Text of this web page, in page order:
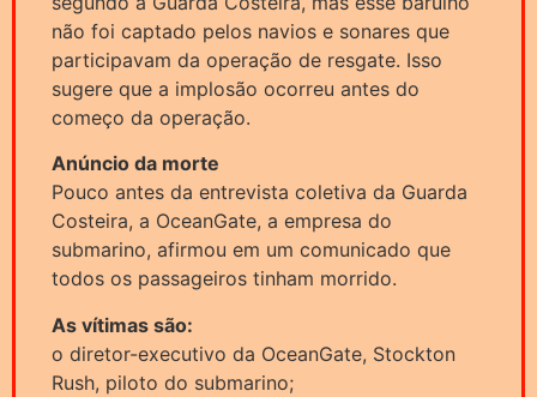
não foi captado pelos navios e sonares que
participavam da operação de resgate. Isso
sugere que a implosão ocorreu antes do
começo da operação.
Anúncio da morte
Pouco antes da entrevista coletiva da Guarda
Costeira, a OceanGate, a empresa do
submarino, afirmou em um comunicado que
todos os passageiros tinham morrido.
As vítimas são:
o diretor-executivo da OceanGate, Stockton
Rush, piloto do submarino;